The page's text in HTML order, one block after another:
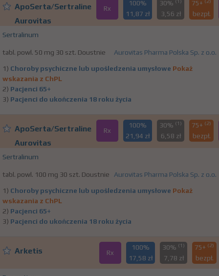
ApoSerta/Sertraline
Aurovitas
Rx
100%
11,87 zł
30%
3,56 zł
75+
bezpł.
Sertralinum
tabl. powl. 50 mg 30 szt. Doustnie Aurovitas Pharma Polska Sp. z o.o.
1) Choroby psychiczne lub upośledzenia umysłowe Pokaż
wskazania z ChPL
2) Pacjenci 65+
3) Pacjenci do ukończenia 18 roku życia
ApoSerta/Sertraline
Aurovitas
Rx
100%
21,94 zł
30% (1)
6,58 zł
75+ (2)
bezpł.
Sertralinum
tabl. powl. 100 mg 30 szt. Doustnie Aurovitas Pharma Polska Sp. z o.o.
1) Choroby psychiczne lub upośledzenia umysłowe Pokaż
wskazania z ChPL
2) Pacjenci 65+
3) Pacjenci do ukończenia 18 roku życia
Arketis Rx
100%
17,58 zł
30% (1)
7,78 zł
75+ (2)
bezpł.